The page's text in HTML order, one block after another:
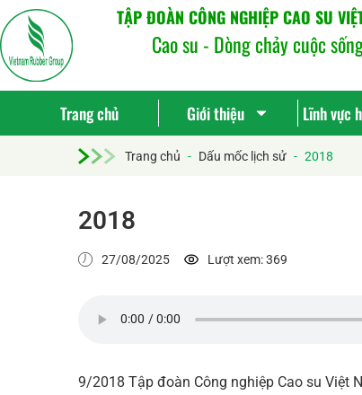
TẬP ĐOÀN CÔNG NGHIỆP CAO SU
Cao su - Dòng chảy cuộc
Trang chủ Giới thiệu Lĩnh vực
Trang chủ - Dấu mốc lịch sử - 2018
2018
27/08/2025 Lượt xem: 369
9/2018 Tập đoàn Công nghiệp Cao su Việt